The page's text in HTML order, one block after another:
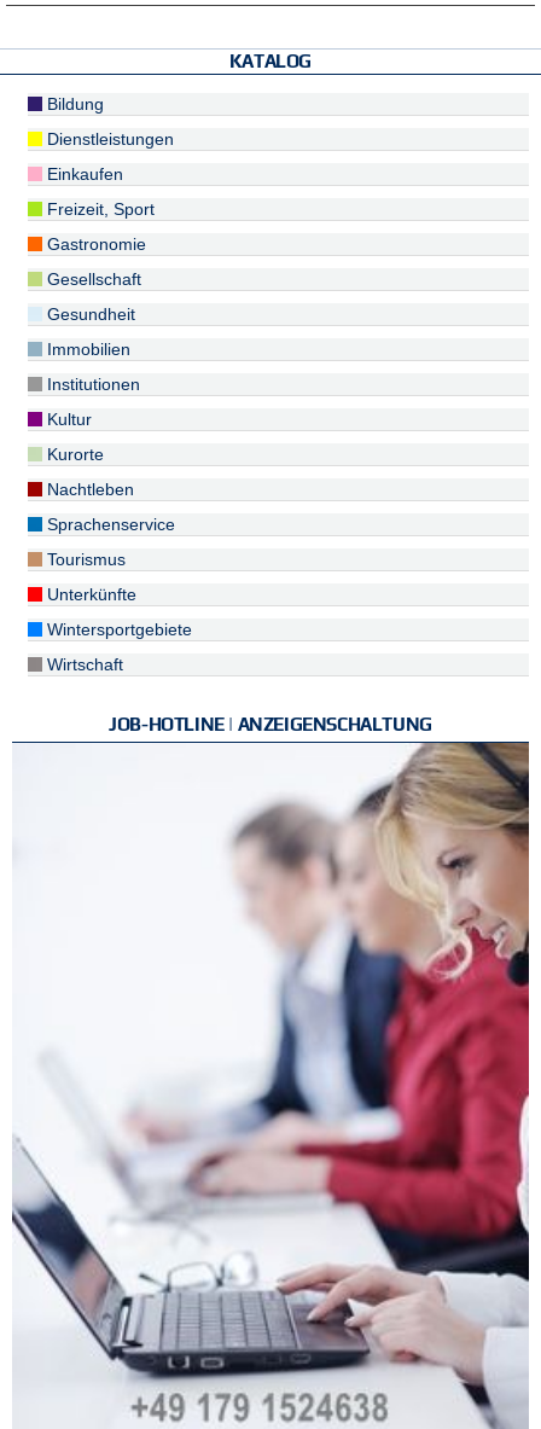
KATALOG
Bildung
Dienstleistungen
Einkaufen
Freizeit, Sport
Gastronomie
Gesellschaft
Gesundheit
Immobilien
Institutionen
Kultur
Kurorte
Nachtleben
Sprachenservice
Tourismus
Unterkünfte
Wintersportgebiete
Wirtschaft
JOB-HOTLINE | ANZEIGENSCHALTUNG